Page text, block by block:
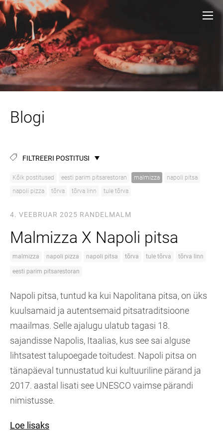
Blogi
FILTREERI POSTITUSI
Kõik postitused eesti parim pitsarestoran malmizza
napoli pitsa
napoli pizza
tõrva tõrva linn tule tõrva
4. VEEBRUAR 2025 RANDELMALM
Malmizza X Napoli pitsa
malmizza napoli pizza napoli pitsa tõrva tule tõrva tõrva linn
eesti parim pitsarestoran
Napoli pitsa, tuntud ka kui Napolitana pitsa, on üks
kuulsamaid ja autentsemaid pitsatraditsioone
maailmas. Selle ajalugu ulatub tagasi 18.
sajandisse Napolis, Itaalias, kus see sai alguse
lihtsatest talupoegade toitudest. Napoli pitsa on
tänapäeval tunnustatud kui kultuuriline pärand ja
2017. aastal lisati see UNESCO vaimse pärandi
nimistusse.
Loe lisaks